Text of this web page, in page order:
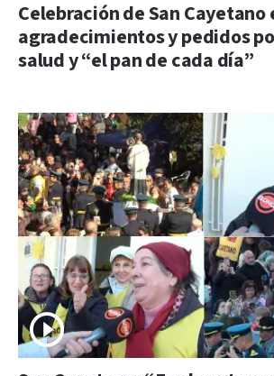
Celebración de San Cayetano
agradecimientos y pedidos
salud y “el pan de cada día”